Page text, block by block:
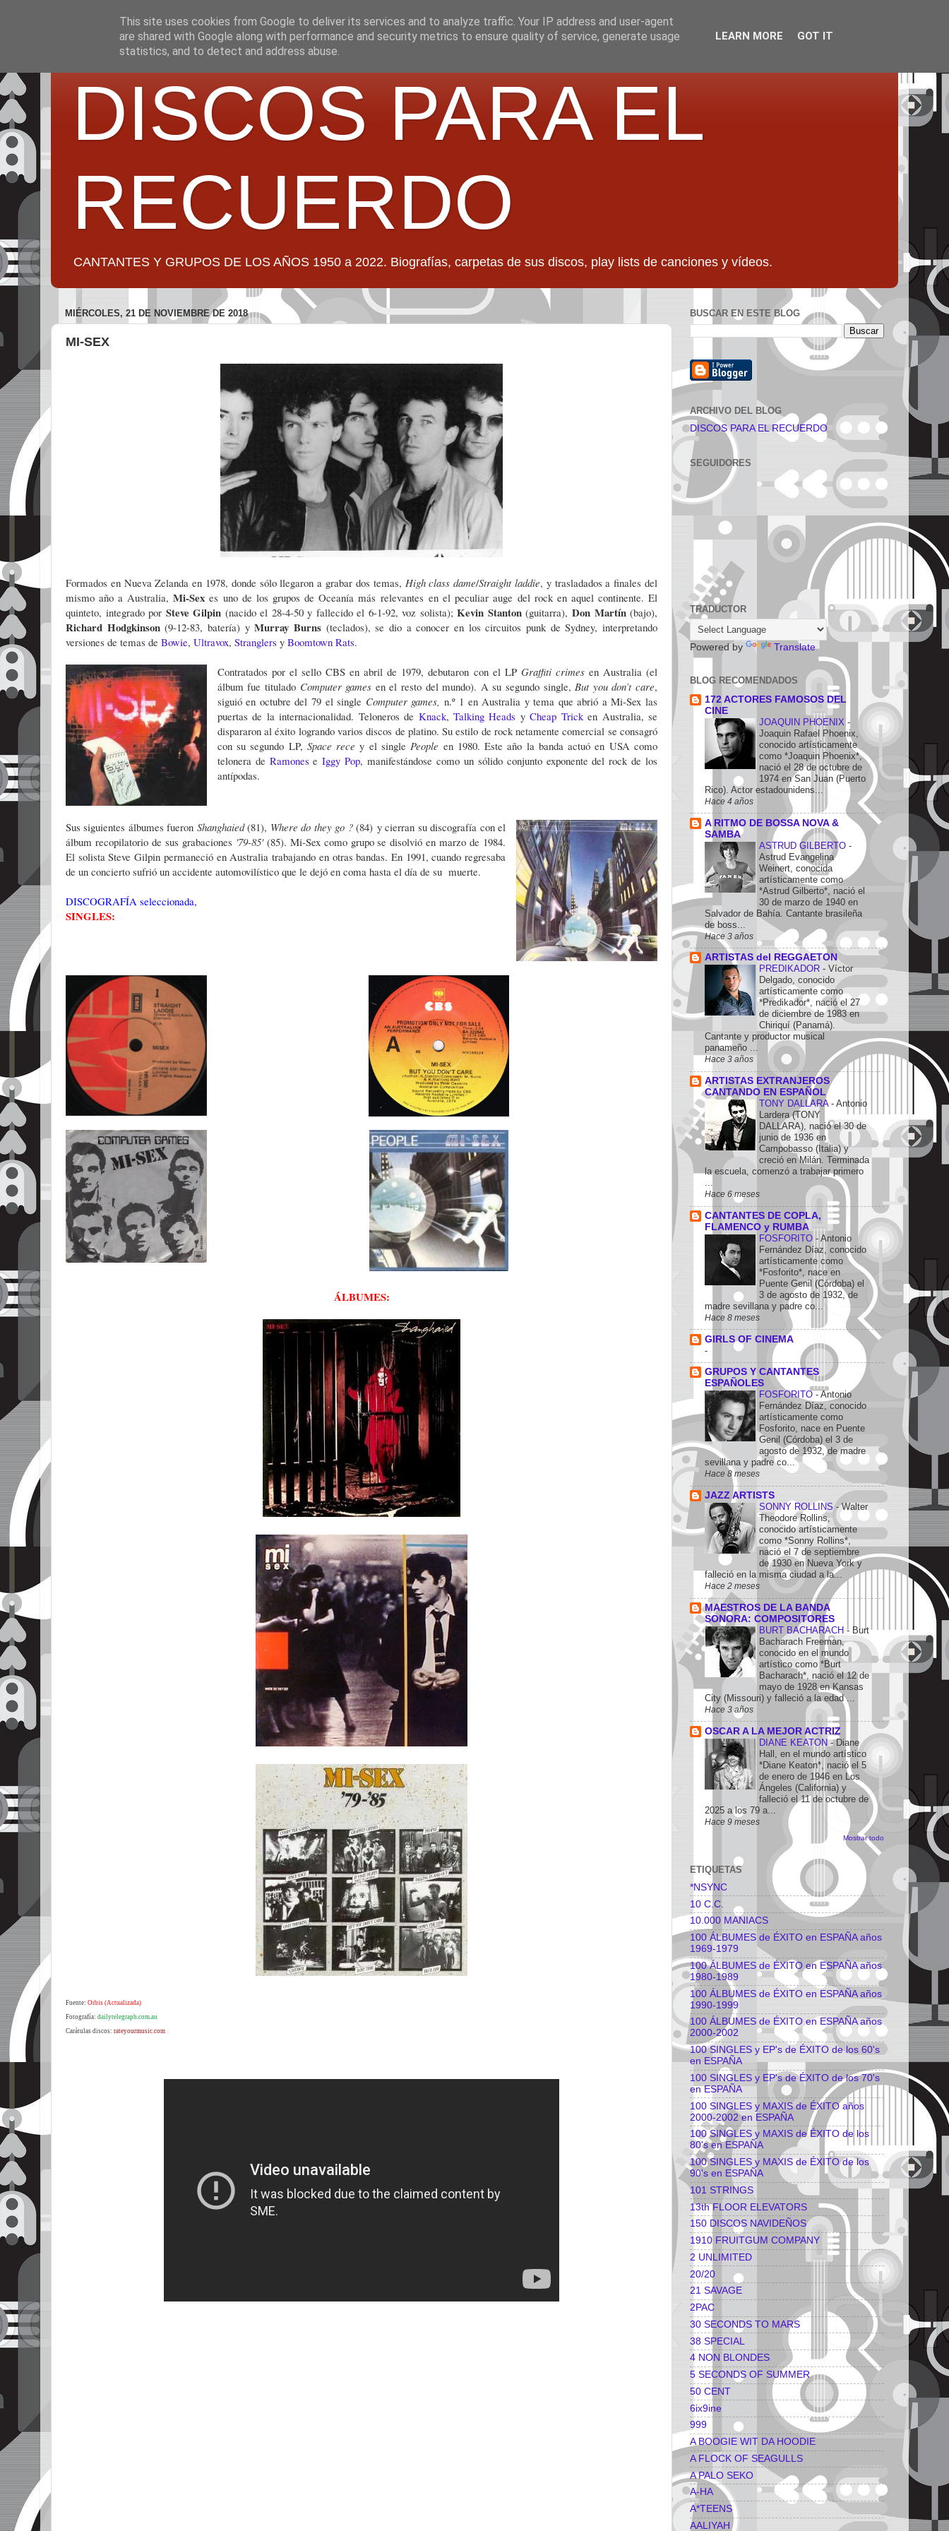
DISCOS PARA EL
RECUERDO
CANTANTES Y GRUPOS DE LOS AÑOS 1950 a 2022. Biografías, carpetas de sus discos, play lists de canciones y vídeos.
MIÉRCOLES, 21 DE NOVIEMBRE DE 2018
MI-SEX
Formados en Nueva Zelanda en 1978, donde sólo llegaron a grabar dos temas, High class dame/Straight laddie, y trasladados a finales del
mismo año a Australia,Mi-Sex es uno de los grupos de Oceanía más relevantes en el peculiar auge del rock en aquel continente. El
quinteto, integrado por Steve Gilpin (nacido el 28-4-50 y fallecido el 6-1-92, voz solista);Kevin Stanton(guitarra), Don Martín(bajo),
Richard Hodgkinson(9-12-83, batería) yMurray Burns (teclados), se dio a conocer en los circuitos punk de Sydney, interpretando
versiones de temas de Bowie, Ultravox, Stranglers y Boomtown Rats.
Contratados por el sello CBS en abril de 1979, debutaron con el LP Graffiti crimes en Australia (el
álbum fue titulado Computer games en el resto del mundo). A su segundo single,But you don’t care,
siguió en octubre del 79 el single Computer games, n.º 1 en Australia y tema que abrió a Mi-Sex las
puertas de la internacionalidad. Teloneros de Knack, Talking Heads yCheap Tricken Australia, se
dispararon al éxito logrando varios discos de platino. Su estilo de rock netamente comercial se consagró
con su segundo LP, Space rece y el singlePeople en 1980. Este año la banda actuó en USA como
telonera de Ramones eIggy Pop, manifestándose como un sólido conjunto exponente del rock de los
antípodas.
Sus siguientes álbumes fueron Shanghaied(81), Where do they go ?(84) y cierran su discografía con el
álbum recopilatorio de sus grabaciones '79-85' (85). Mi-Sex como grupo se disolvió en marzo de 1984.
El solista Steve Gilpin permaneció en Australia trabajando en otras bandas. En 1991, cuando regresaba
de un concierto sufrió un accidente automovilístico que le dejó en coma hasta el día de su muerte.
DISCOGRAFÍA seleccionada,
SINGLES:
ÁLBUMES:
Fuente: Orbis (Actualizada)
Fotografía: dailytelegraph.com.au
Carátulas discos: rateyourmusic.com
BUSCAR EN ESTE BLOG
ARCHIVO DEL BLOG
DISCOS PARA EL RECUERDO
SEGUIDORES
TRADUCTOR
Powered by Translate
BLOG RECOMENDADOS
172 ACTORES FAMOSOS DEL
CINE
JOAQUIN PHOENIX -
Joaquin Rafael Phoenix,
conocido artísticamente
como *Joaquin Phoenix*,
nació el 28 de octubre de
1974 en San Juan (Puerto
Rico). Actor estadounidens...
Hace 4 años
A RITMO DE BOSSA NOVA &
SAMBA
ASTRUD GILBERTO -
Astrud Evangelina
Weinert, conocida
artísticamente como
*Astrud Gilberto*, nació el
30 de marzo de 1940 en
Salvador de Bahía. Cantante brasileña
de boss...
Hace 3 años
ARTISTAS del REGGAETON
PREDIKADOR - Víctor
Delgado, conocido
artísticamente como
*Predikador*, nació el 27
de diciembre de 1983 en
Chiriquí (Panamá).
Cantante y productor musical
panameño ...
Hace 3 años
ARTISTAS EXTRANJEROS
CANTANDO EN ESPAÑOL
TONY DALLARA - Antonio
Lardera (TONY
DALLARA), nació el 30 de
junio de 1936 en
Campobasso (Italia) y
creció en Milán. Terminada
la escuela, comenzó a trabajar primero
...
Hace 6 meses
CANTANTES DE COPLA,
FLAMENCO y RUMBA
FOSFORITO - Antonio
Fernández Díaz, conocido
artísticamente como
*Fosforito*, nace en
Puente Genil (Córdoba) el
3 de agosto de 1932, de
madre sevillana y padre co...
Hace 8 meses
GIRLS OF CINEMA
-
GRUPOS Y CANTANTES
ESPAÑOLES
FOSFORITO-Antonio
Fernández Díaz, conocido
artísticamente como
Fosforito, nace en Puente
Genil (Córdoba) el 3 de
agosto de 1932, de madre
sevillana y padre co...
Hace 8 meses
JAZZ ARTISTS
SONNY ROLLINS-Walter
Theodore Rollins,
conocido artísticamente
como *Sonny Rollins*,
nació el 7 de septiembre
de 1930 en Nueva York y
falleció en la misma ciudad a la...
Hace 2 meses
MAESTROS DE LA BANDA
SONORA: COMPOSITORES
BURT BACHARACH - Burt
Bacharach Freeman,
conocido en el mundo
artístico como *Burt
Bacharach*, nació el 12 de
mayo de 1928 en Kansas
City (Missouri) y falleció a la edad ...
Hace 3 años
OSCAR A LA MEJOR ACTRIZ
DIANE KEATON-Diane
Hall, en el mundo artístico
*Diane Keaton*, nació el 5
de enero de 1946 en Los
Ángeles (California) y
falleció el 11 de octubre de
2025 a los 79 a...
Hace 9 meses
Mostrar todo
ETIQUETAS
*NSYNC
10 C.C.
10.000 MANIACS
100 ÁLBUMES de ÉXITO en ESPAÑA años
1969-1979
100 ÁLBUMES de ÉXITO en ESPAÑA años
1980-1989
100 ÁLBUMES de ÉXITO en ESPAÑA años
1990-1999
100 ÁLBUMES de ÉXITO en ESPAÑA años
2000-2002
100 SINGLES y EP's de ÉXITO de los 60's
en ESPAÑA
100 SINGLES y EP's de ÉXITO de los 70's
en ESPAÑA
100 SINGLES y MAXIS de ÉXITO años
2000-2002 en ESPAÑA
100 SINGLES y MAXIS de ÉXITO de los
80's en ESPAÑA
100 SINGLES y MAXIS de ÉXITO de los
90's en ESPAÑA
101 STRINGS
13th FLOOR ELEVATORS
150 DISCOS NAVIDEÑOS
1910 FRUITGUM COMPANY
2 UNLIMITED
20/20
21 SAVAGE
2PAC
30 SECONDS TO MARS
38 SPECIAL
4 NON BLONDES
5 SECONDS OF SUMMER
50 CENT
6ix9ine
999
A BOOGIE WIT DA HOODIE
A FLOCK OF SEAGULLS
A PALO SEKO
A-HA
A*TEENS
AALIYAH
This site uses cookies from Google to deliver its services and to analyze traffic. Your IP address and user-agent
are shared with Google along with performance and security metrics to ensure quality of service, generate usage
statistics, and to detect and address abuse.
LEARN MORE GOT IT